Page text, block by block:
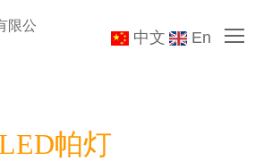
中文 En
LED帕灯